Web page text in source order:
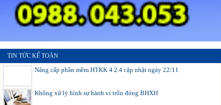
TIN TỨC KẾ TOÁN
Nâng cấp phần mềm HTKK 4.2.4 cập nhật ngày 22/11
Không xử lý hình sự hành vi trốn đóng BHXH